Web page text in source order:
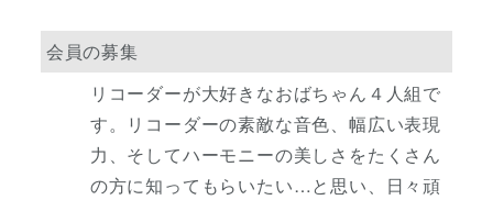
会員の募集
リコーダーが大好きなおばちゃん４人組で
す。リコーダーの素敵な音色、幅広い表現
力、そしてハーモニーの美しさをたくさん
の方に知ってもらいたい…と思い、日々頑